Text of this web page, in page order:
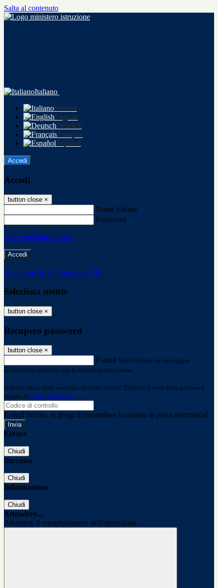
Salta al contenuto
Italiano
Italiano
English
Deutsch
Français
Español
Accedi
Accedi
button close ×
Nome Utente
Password
Password dimenticata?
-
Entra con SPID Entra con CIE
Seleziona utente
button close ×
Recupero password
button close ×
E-mail Verrà inviato un messaggio
all'indirizzo indicato con le istruzioni necessarie.
Non hai una e-mail associata al nome utente? Effettua il reset della password
tramite la Login Spaggiari
E-mail inviata, si prega di controllare la casella di posta elettronica!
Errore
Chiudi
Successo
Chiudi
Informazione
Chiudi
Attendere...
Attendere il completamento dell'operazione...